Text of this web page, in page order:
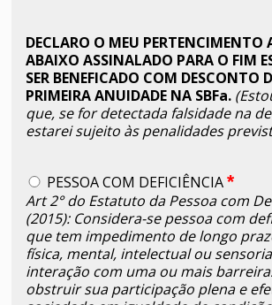
DECLARO O MEU PERTENCIMENTO
ABAIXO ASSINALADO PARA O FIM
SER BENEFICADO COM DESCONTO
PRIMEIRA ANUIDADE NA SBFa.
que, se for detectada falsidade na
estarei sujeito às penalidades
PESSOA COM DEFICIÊNCIA
Art 2° do Estatuto da Pessoa com
(2015): Considera-se pessoa com
que tem impedimento de longo
física, mental, intelectual ou
interação com uma ou mais
obstruir sua participação plena e